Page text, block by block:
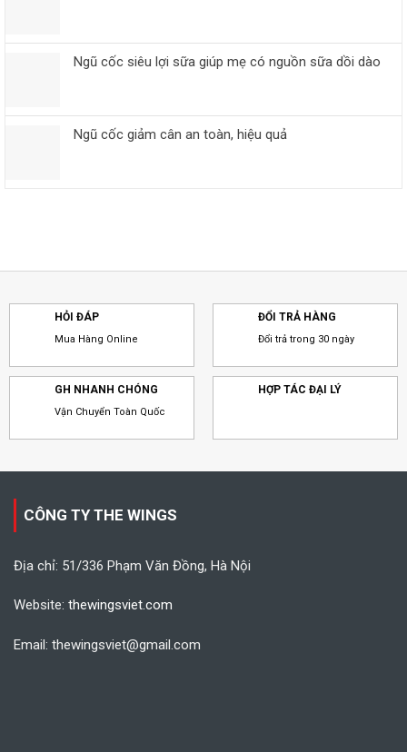
Ngũ cốc siêu lợi sữa giúp mẹ có nguồn sữa dồi dào
Ngũ cốc giảm cân an toàn, hiệu quả
HỎI ĐÁP
Mua Hàng Online
ĐỔI TRẢ HÀNG
Đổi trả trong 30 ngày
GH NHANH CHÓNG
Vận Chuyển Toàn Quốc
HỢP TÁC ĐẠI LÝ
CÔNG TY THE WINGS
Địa chỉ: 51/336 Phạm Văn Đồng, Hà Nội
Website: thewingsviet.com
Email: thewingsviet@gmail.com